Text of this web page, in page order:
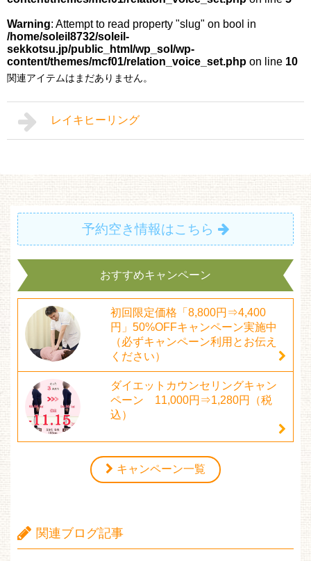
Warning: Attempt to read property "slug" on bool in
/home/soleil8732/soleil-
sekkotsu.jp/public_html/wp_sol/wp-
content/themes/mcf01/relation_voice_set.php on line 10
関連アイテムはまだありません。
レイキヒーリング
予約空き情報はこちら
おすすめキャンペーン
初回限定価格「8,800円⇒4,400
円」50%OFFキャンペーン実施中
（必ずキャンペーン利用とお伝え
ください）
ダイエットカウンセリングキャン
ペーン 11,000円⇒1,280円（税
込）
キャンペーン一覧
関連ブログ記事